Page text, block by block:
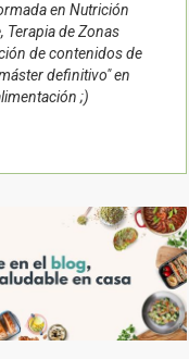
en Nutrición
Terapia de Zonas
de contenidos de
definitivo" en
;)